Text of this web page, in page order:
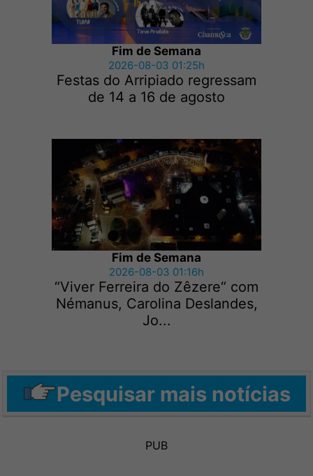
Fim de Semana
2026-08-03 01:25h
Festas do Arripiado regressam
de 14 a 16 de agosto
Fim de Semana
2026-08-03 01:16h
“Viver Ferreira do Zêzere“ com
Némanus, Carolina Deslandes,
Jo...
Pesquisar mais notícias
PUB